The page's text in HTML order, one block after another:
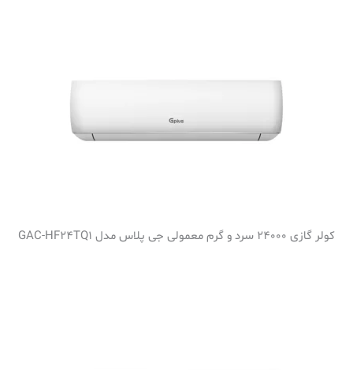
کولر گازی 24000 سرد و گرم معمولی جی پلاس مدل GAC-HF24TQ1